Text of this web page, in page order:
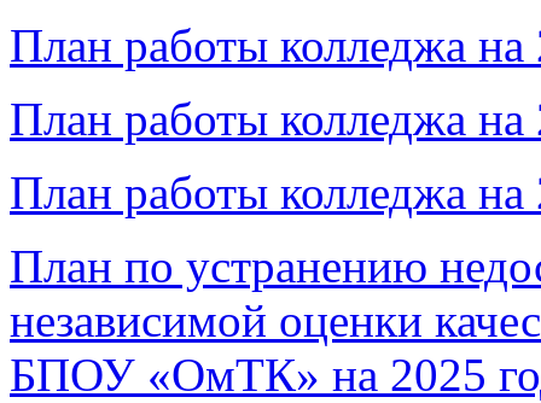
План работы колледжа
План работы колледжа
План работы колледжа
План по устранению
независимой оценки
БПОУ «ОмТК» на 2025